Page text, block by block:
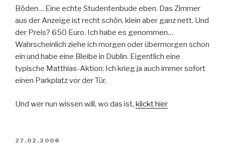
Böden… Eine echte Studentenbude eben. Das Zimmer
aus der Anzeige ist recht schön, klein aber ganz nett. Und
der Preis? 650 Euro. Ich habe es genommen…
Wahrscheinlich ziehe ich morgen oder übermorgen schon
ein und habe eine Bleibe in Dublin. Eigentlich eine
typische Matthias-Aktion: Ich krieg ja auch immer sofort
einen Parkplatz vor der Tür.
Und wer nun wissen will, wo das ist, klickt hier
POSTED
27.02.2008